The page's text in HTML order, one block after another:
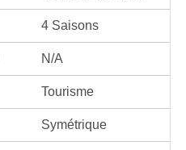
4 Saisons
N/A
Tourisme
Symétrique